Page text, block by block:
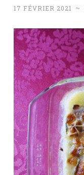
17 FÉVRIER 2021 ~